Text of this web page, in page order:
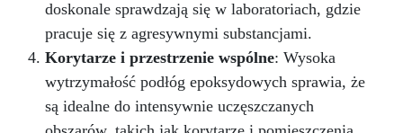
doskonale sprawdzają się w laboratoriach, gdzie
pracuje się z agresywnymi substancjami.
Korytarze i przestrzenie wspólne: Wysoka
wytrzymałość podłóg epoksydowych sprawia, że
są idealne do intensywnie uczęszczanych